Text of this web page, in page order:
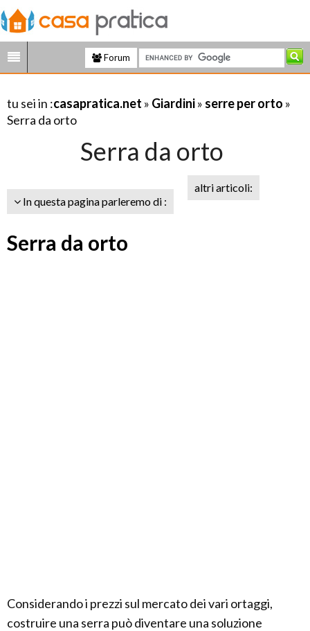
Forum
tu sei in :casapratica.net » Giardini» serre per orto »
Serra da orto
Serra da orto
In questa pagina parleremo di :
altri articoli:
Serra da orto
Considerando i prezzi sul mercato dei vari ortaggi,
costruire una serra può diventare una soluzione